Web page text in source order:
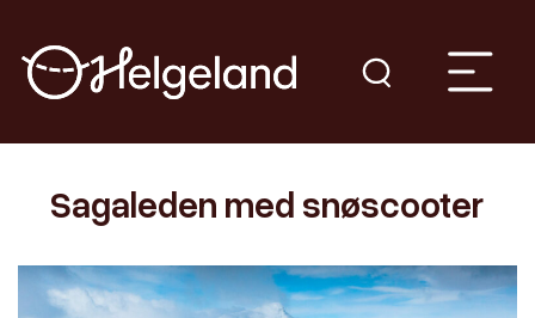
Sagaleden med snøscooter